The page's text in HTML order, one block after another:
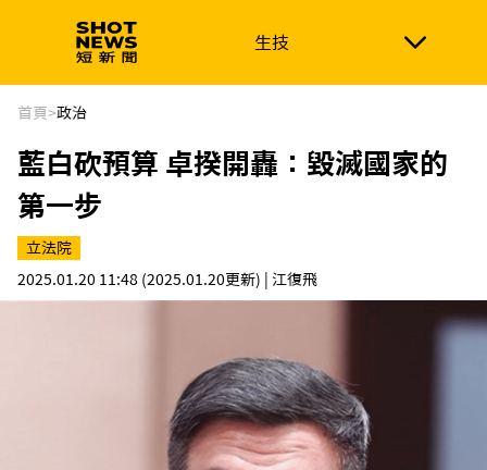
生技
生技 政治
新南向 體育
首頁>政治
藍白砍預算 卓揆開轟：毀滅國家的
第一步
立法院
2025.01.20 11:48 (2025.01.20更新) | 江復飛